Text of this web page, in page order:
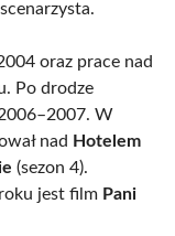
oraz prace nad
Po drodze
W
nad Hotelem
(sezon 4).
jest film Pani